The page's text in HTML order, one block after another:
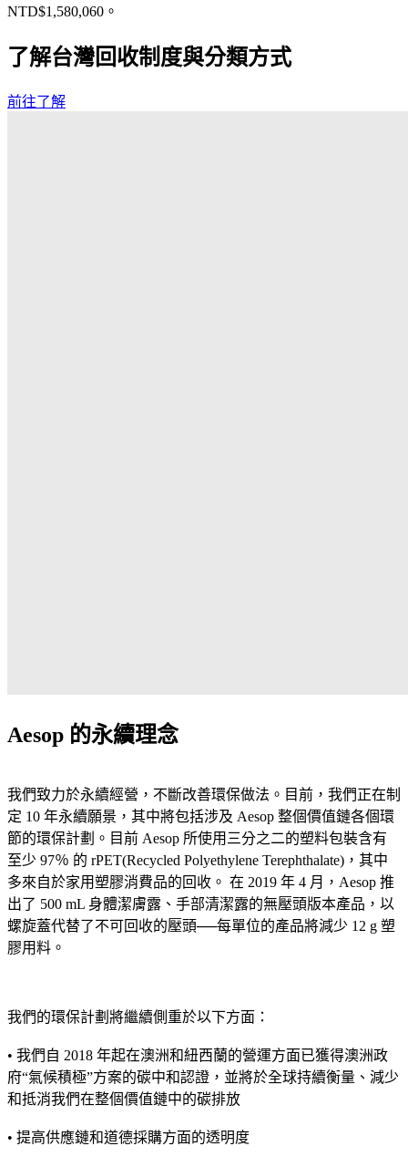
NTD$1,580,060。
了解台灣回收制度與分類方式
前往了解
Aesop 的永續理念
我們致力於永續經營，不斷改善環保做法。目前，我們正在制
定 10 年永續願景，其中將包括涉及 Aesop 整個價值鏈各個環
節的環保計劃。目前 Aesop 所使用三分之二的塑料包裝含有
至少 97％ 的 rPET(Recycled Polyethylene Terephthalate)，其中
多來自於家用塑膠消費品的回收。 在 2019 年 4 月，Aesop 推
出了 500 mL 身體潔膚露、手部清潔露的無壓頭版本產品，以
螺旋蓋代替了不可回收的壓頭──每單位的產品將減少 12 g 塑
膠用料。
我們的環保計劃將繼續側重於以下方面：
• 我們自 2018 年起在澳洲和紐西蘭的營運方面已獲得澳洲政
府“氣候積極”方案的碳中和認證，並將於全球持續衡量、減少
和抵消我們在整個價值鏈中的碳排放
• 提高供應鏈和道德採購方面的透明度